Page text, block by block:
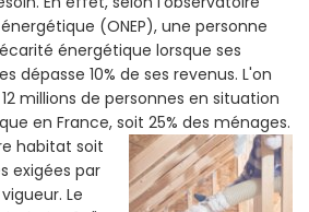
(ONEP), une personne
énergétique lorsque ses
dépasse 10% de ses revenus. L'on
millions de personnes en situation
en France, soit 25% des ménages.
habitat soit
exigées par
Le